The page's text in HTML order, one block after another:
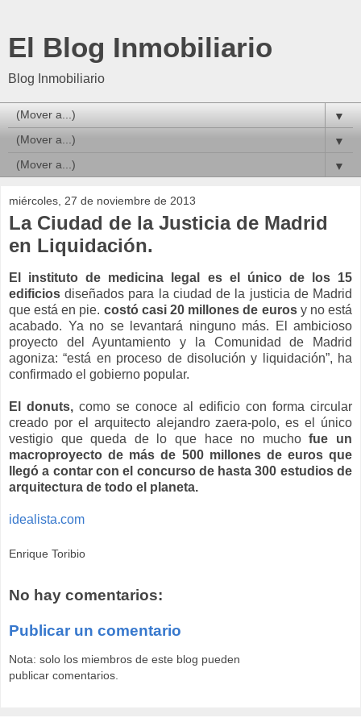
El Blog Inmobiliario
Blog Inmobiliario
▼
▼
▼
miércoles, 27 de noviembre de 2013
La Ciudad de la Justicia de Madrid
en Liquidación.
El instituto de medicina legal es el único de los 15
edificios diseñados para la ciudad de la justicia de Madrid
que está en pie. costó casi 20 millones de eurosy no está
acabado. Ya no se levantará ninguno más. El ambicioso
proyecto del Ayuntamiento y la Comunidad de Madrid
agoniza: “está en proceso de disolución y liquidación”, ha
confirmado el gobierno popular.
El donuts, como se conoce al edificio con forma circular
creado por el arquitecto alejandro zaera-polo, es el único
vestigio que queda de lo que hace no muchofue un
macroproyecto de más de 500 millones de euros que
llegó a contar con el concurso de hasta 300 estudios de
arquitectura de todo el planeta.
idealista.com
Enrique Toribio
No hay comentarios:
Publicar un comentario
Nota: solo los miembros de este blog pueden
publicar comentarios.